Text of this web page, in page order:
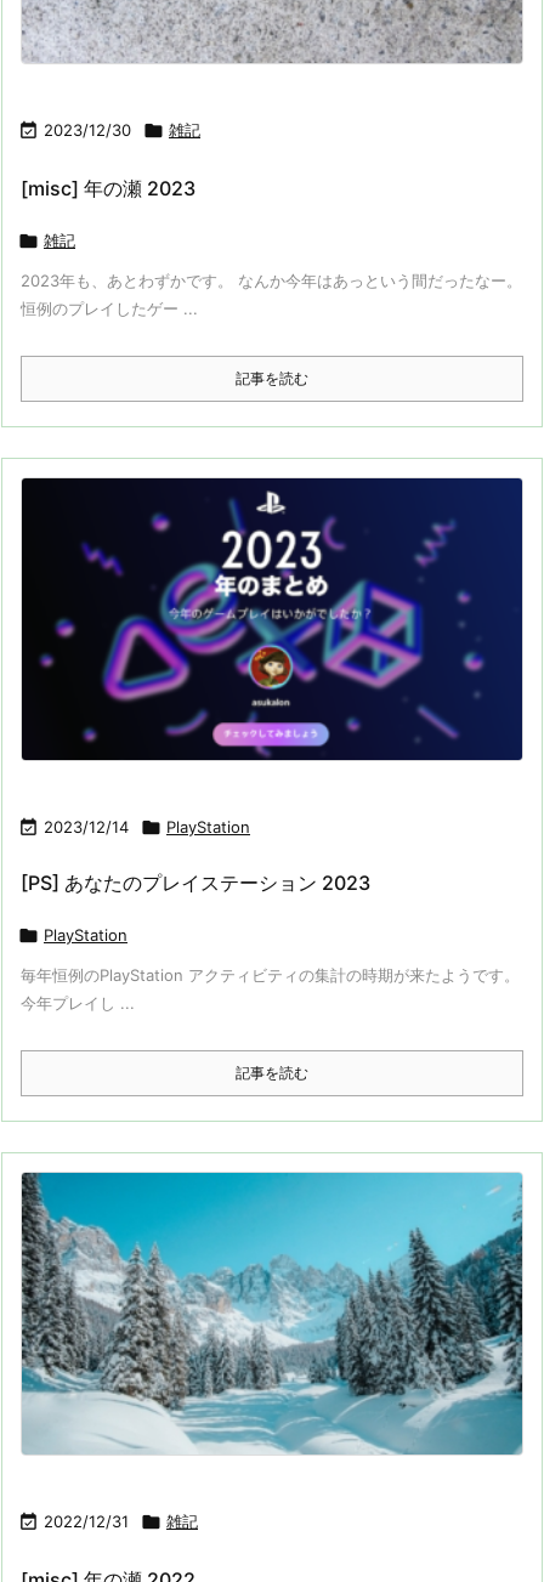
 2023/12/30  雑記
[misc] 年の瀬 2023
 雑記
2023年も、あとわずかです。 なんか今年はあっという間だったなー。
恒例のプレイしたゲー ...
記事を読む
 2023/12/14  PlayStation
[PS] あなたのプレイステーション 2023
 PlayStation
毎年恒例のPlayStation アクティビティの集計の時期が来たようです。
今年プレイし ...
記事を読む
 2022/12/31  雑記